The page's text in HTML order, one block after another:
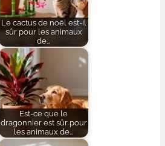
Le cactus de noël est-il
sûr pour les animaux
de…
Est-ce que le
dragonnier est sûr pour
les animaux de…